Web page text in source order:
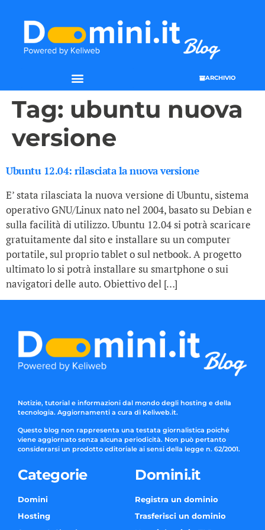
ARCHIVIO
Tag: ubuntu nuova
versione
Ubuntu 12.04: rilasciata la nuova versione
E’ stata rilasciata la nuova versione di Ubuntu, sistema
operativo GNU/Linux nato nel 2004, basato su Debian e
sulla facilità di utilizzo. Ubuntu 12.04 si potrà scaricare
gratuitamente dal sito e installare su un computer
portatile, sul proprio tablet o sul netbook. A progetto
ultimato lo si potrà installare su smartphone o sui
navigatori delle auto. Obiettivo del […]
Notizie, tutorial e informazioni dal mondo degli hosting e della
tecnologia. Aggiornamenti a cura di Keliweb.it.
Questo blog non rappresenta una testata giornalistica poiché
viene aggiornato senza alcuna periodicità. Non può pertanto
considerarsi un prodotto editoriale ai sensi della legge n. 62/2001.
Categorie
Domini
Hosting
Domini.it
Registra un dominio
Trasferisci un dominio